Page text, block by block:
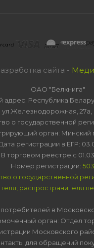
сайта -
ОАО "Белкнига"
адрес: Республика
ул.Железнодорожная, 27а,
о государственной
орган: Минский
регистрации в ЕГР:
В торговом реестре с
Номер регистрации:
о государственной
распространителя
в
орган: Отдел
Московского
для обращений